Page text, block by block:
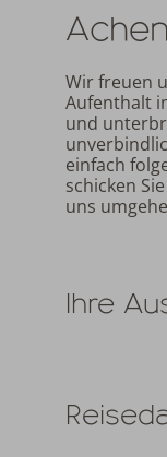
Wir freuen
Aufenthalt
und
einfach
schicken
uns
Ihre